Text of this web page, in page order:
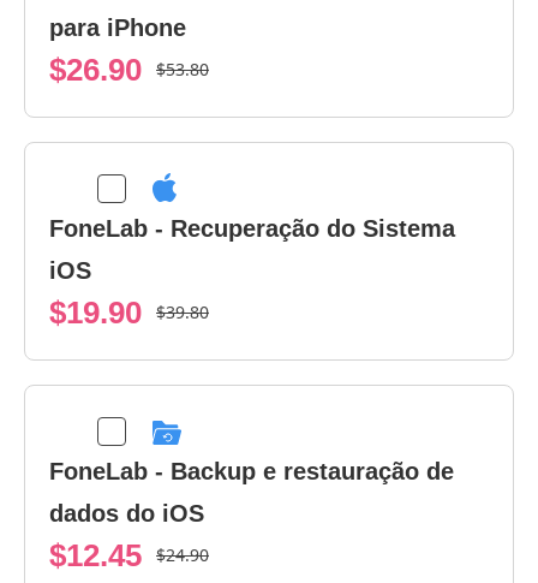
para iPhone
$26.90 $53.80
FoneLab - Recuperação do Sistema
iOS
$19.90 $39.80
FoneLab - Backup e restauração de
dados do iOS
$12.45 $24.90